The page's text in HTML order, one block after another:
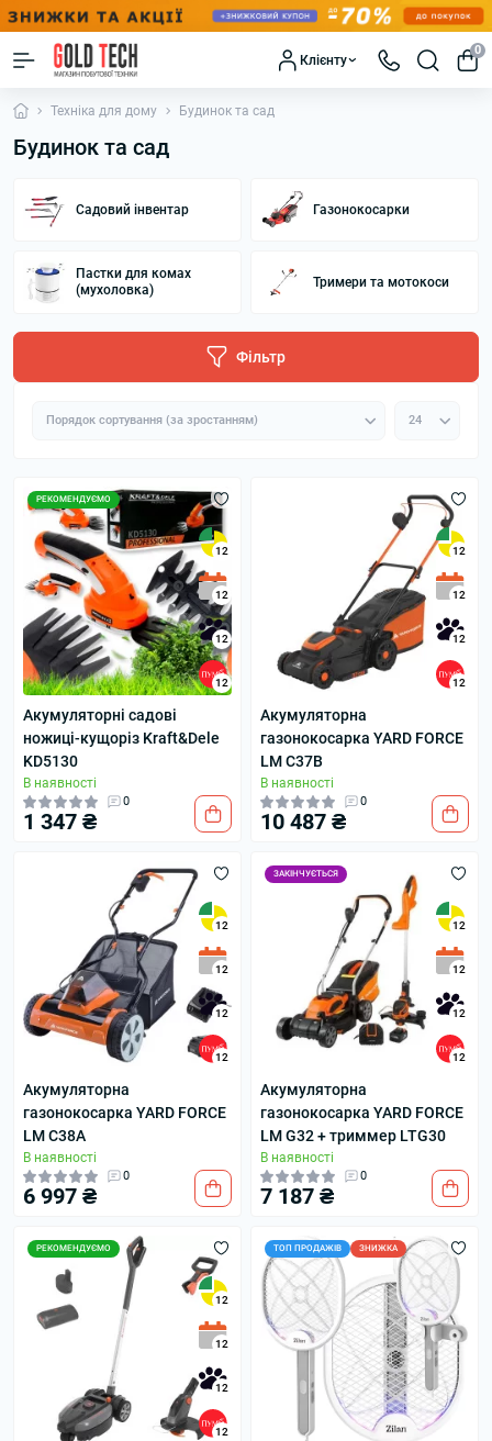
Клієнту
0
Техніка для дому Будинок та сад
Будинок та сад
Садовий інвентар Газонокосарки
Пастки для комах
(мухоловка)
Тримери та мотокоси
Фільтр
РЕКОМЕНДУЄМО
12
12
12
12
Акумуляторні садові
ножиці-кущоріз Kraft&Dele
KD5130
В наявності
0
1 347 ₴
12
12
12
12
Акумуляторна
газонокосарка YARD FORCE
LM C37B
В наявності
0
10 487 ₴
12
12
12
12
Акумуляторна
газонокосарка YARD FORCE
LM C38A
В наявності
0
6 997 ₴
ЗАКІНЧУЄТЬСЯ
12
12
12
12
Акумуляторна
газонокосарка YARD FORCE
LM G32 + триммер LTG30
В наявності
0
7 187 ₴
РЕКОМЕНДУЄМО
12
12
12
12
ТОП ПРОДАЖІВ ЗНИЖКА